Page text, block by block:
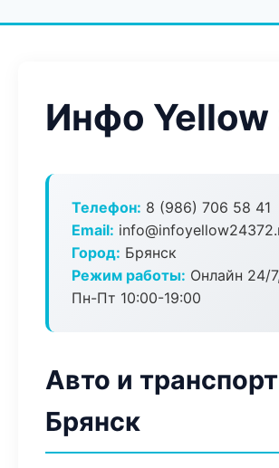
Инфо Yellow
Телефон: 8 (986) 706 58 41
Email:
Город: Брянск
Режим работы: Онлайн 24/
Пн-Пт 10:00-19:00
Авто и
Брянск